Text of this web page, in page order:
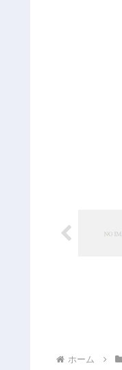
ホーム